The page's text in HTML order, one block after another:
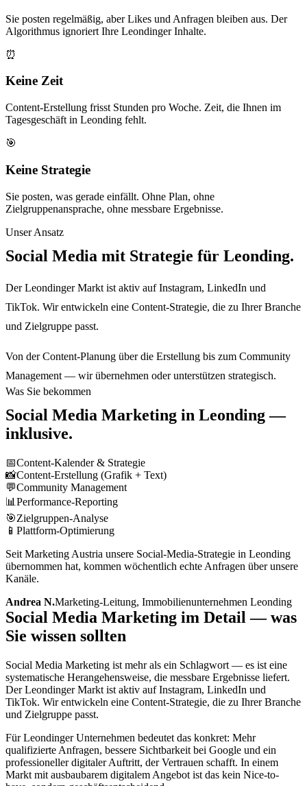
Sie posten regelmäßig, aber Likes und Anfragen bleiben aus. Der
Algorithmus ignoriert Ihre Leondinger Inhalte.
⏰
Keine Zeit
Content-Erstellung frisst Stunden pro Woche. Zeit, die Ihnen im
Tagesgeschäft in Leonding fehlt.
🎯
Keine Strategie
Sie posten, was gerade einfällt. Ohne Plan, ohne
Zielgruppenansprache, ohne messbare Ergebnisse.
Unser Ansatz
Social Media mit Strategie für Leonding.
Der Leondinger Markt ist aktiv auf Instagram, LinkedIn und
TikTok. Wir entwickeln eine Content-Strategie, die zu Ihrer Branche
und Zielgruppe passt.
Von der Content-Planung über die Erstellung bis zum Community
Management — wir übernehmen oder unterstützen strategisch.
Was Sie bekommen
Social Media Marketing in Leonding—
inklusive.
📅Content-Kalender & Strategie
📸Content-Erstellung (Grafik + Text)
💬Community Management
📊 Performance-Reporting
🎯Zielgruppen-Analyse
📱 Plattform-Optimierung
Seit Marketing Austria unsere Social-Media-Strategie in Leonding
übernommen hat, kommen wöchentlich echte Anfragen über unsere
Kanäle.
Andrea N.Marketing-Leitung, Immobilienunternehmen Leonding
Social Media Marketing im Detail — was
Sie wissen sollten
Social Media Marketing ist mehr als ein Schlagwort — es ist eine
systematische Herangehensweise, die messbare Ergebnisse liefert.
Der Leondinger Markt ist aktiv auf Instagram, LinkedIn und
TikTok. Wir entwickeln eine Content-Strategie, die zu Ihrer Branche
und Zielgruppe passt.
Für Leondinger Unternehmen bedeutet das konkret: Mehr
qualifizierte Anfragen, bessere Sichtbarkeit bei Google und ein
professioneller digitaler Auftritt, der Vertrauen schafft. In einem
Markt mit ausbaubarem digitalem Angebot ist das kein Nice-to-